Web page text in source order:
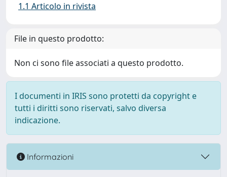
1.1 Articolo in rivista
File in questo prodotto:
Non ci sono file associati a questo prodotto.
I documenti in IRIS sono protetti da copyright e
tutti i diritti sono riservati, salvo diversa
indicazione.
Informazioni